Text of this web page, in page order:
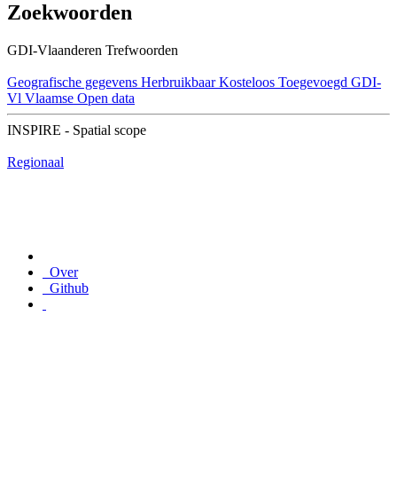
Zoekwoorden
GDI-Vlaanderen Trefwoorden
Geografische gegevens Herbruikbaar Kosteloos Toegevoegd GDI-
Vl Vlaamse Open data
INSPIRE - Spatial scope
Regionaal
Over
Github